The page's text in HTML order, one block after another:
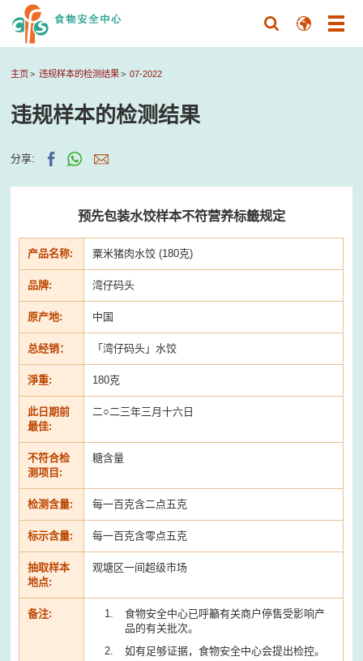
主页 违规样本的检测结果 07-2022
违规样本的检测结果
分享:
预先包装水饺样本不符营养标籤规定
产品名称: 粟米猪肉水饺(180克)
品牌: 湾仔码头
原产地: 中国
总经销： 「湾仔码头」水饺
淨重: 180克
此日期前
最佳:
二○二三年三月十六日
不符合检
测项目:
糖含量
检测含量: 每一百克含二点五克
标示含量: 每一百克含零点五克
抽取样本
地点:
观塘区一间超级市场
备注:
食物安全中心已呼籲有关商户停售受影响产
品的有关批次。
如有足够证据，食物安全中心会提出检控。